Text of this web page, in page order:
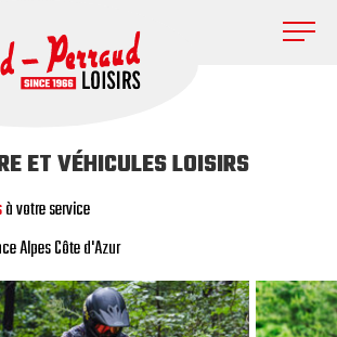
ET VÉHICULES LOISIRS
à votre service
Alpes Côte d'Azur